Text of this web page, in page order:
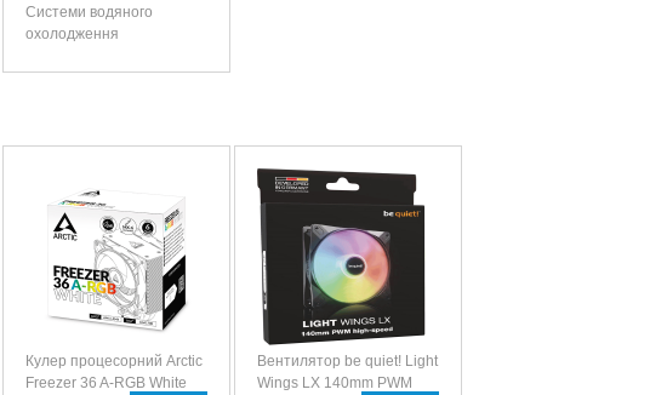
Системи водяного
охолодження
Кулер процесорний Arctic
Freezer 36 A-RGB White
Вентилятор be quiet! Light
Wings LX 140mm PWM